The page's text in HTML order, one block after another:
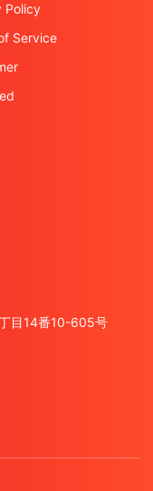
Policy
Service
目14番10-605号